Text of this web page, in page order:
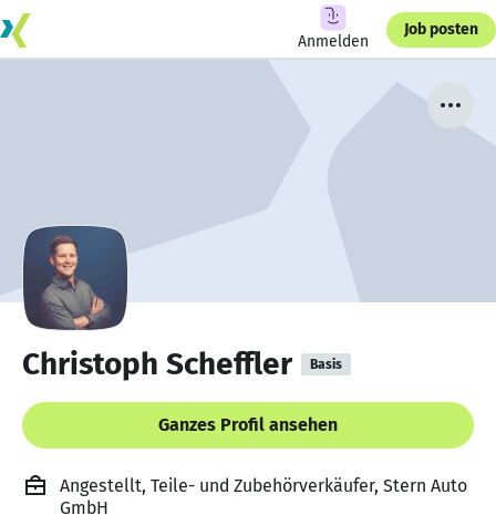
Anmelden
Job posten
Christoph Scheffler Basis
Ganzes Profil ansehen
Angestellt, Teile- und Zubehörverkäufer, Stern Auto
GmbH